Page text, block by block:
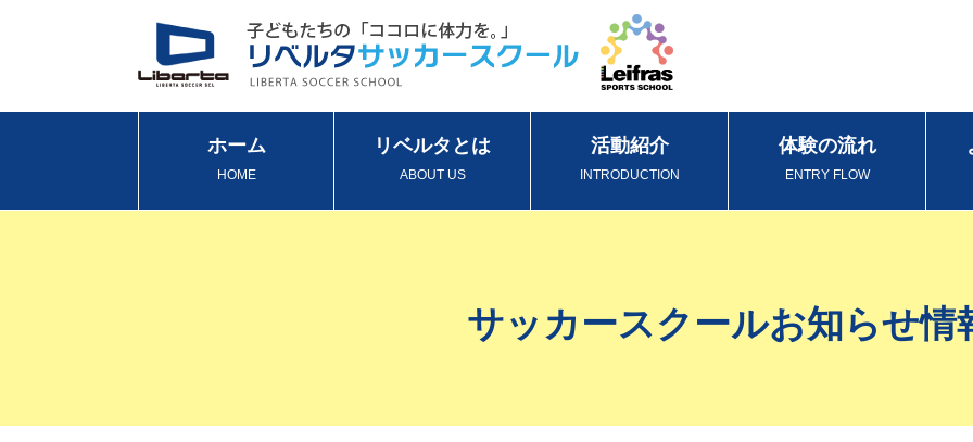
ホーム
HOME
リベルタとは
ABOUT US
活動紹介
INTRODUCTION
体験の流れ
ENTRY FLOW
サッカースクールお知らせ情